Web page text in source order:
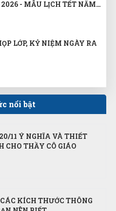
- MẪU LỊCH TẾT NĂM
LỚP, KỶ NIỆM NGÀY RA
NIỆM 80 NĂM QUỐC
CÁCH MẠNG THÁNG
nổi bật
11 Ý NGHĨA VÀ THIẾT
CHO THẦY CÔ GIÁO
KÍCH THƯỚC THÔNG